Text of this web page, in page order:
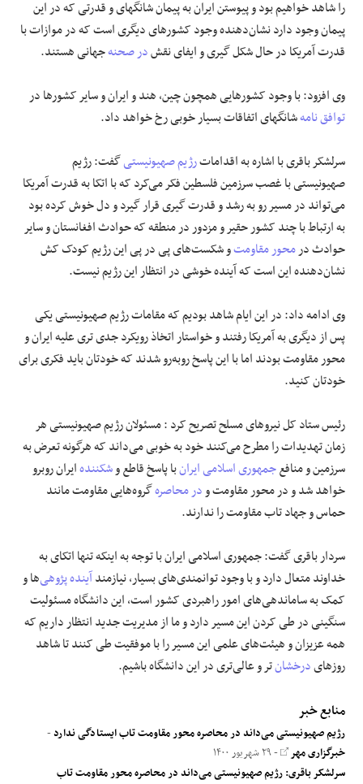
را شاهد خواهیم بود و پیوستن ایران به پیمان شانگهای و قدرتی که در این
پیمان وجود دارد نشان‌دهنده وجود کشورهای دیگری است که در موازات با
قدرت آمریکا در حال شکل گیری و ایفای نقشدر صحنهجهانی هستند.
وی افزود: با وجود کشورهایی همچون چین، هند و ایران و سایر کشورها در
توافق نامهشانگهای اتفاقات بسیار خوبی رخ خواهد داد.
سرلشکر باقری با اشاره به اقداماترژیم صهیونیستیگفت: رژیم
صهیونیستی با غصب سرزمین فلسطین فکر می‌کرد که با اتکا به قدرت آمریکا
می‌تواند در مسیر رو به رشد و قدرت گیری قرار گیرد و دل خوش کرده بود
به ارتباط با چند کشور حقیر و مزدور در منطقه که حوادث افغانستان و سایر
حوادث درمحور مقاومتو شکست‌های پی در پی این رژیم کودک کش
نشان‌دهنده این است که آینده خوشی در انتظار این رژیم نیست.
وی ادامه داد: در این ایام شاهد بودیم که مقامات رژیم صهیونیستی یکی
پس از دیگری به آمریکا رفتند و خواستار اتخاذ رویکرد جدی تری علیه ایران و
محور مقاومت بودند اما با این پاسخ روبه‌رو شدند که خودتان باید فکری برای
خودتان کنید.
رئیس ستاد کل نیروهای مسلح تصریح کرد : مسئولان رژیم صهیونیستی هر
زمان تهدیدات را مطرح می‌کنند خود به خوبی می‌داند که هرگونه تعرض به
سرزمین و منافعجمهوری اسلامی ایرانبا پاسخ قاطع وشکنندهایران روبرو
خواهد شد و در محور مقاومت ودر محاصرهگروه‌هایی مقاومت مانند
حماس و جهاد تاب مقاومت را ندارند.
سردار باقری گفت: جمهوری اسلامی ایران با توجه به اینکه تنها اتکای به
خداوند متعال دارد و با وجود توانمندی‌های بسیار، نیازمندآینده پژوهی‌ها و
کمک به ساماندهی‌های امور راهبردی کشور است، این دانشگاه مسئولیت
سنگینی در طی کردن این مسیر دارد و ما از مدیریت جدید انتظار داریم که
همه عزیزان و هیئت‌های علمی این مسیر را با موفقیت طی کنند تا شاهد
روزهایدرخشانتر و عالی‌تری در این دانشگاه باشیم.
منابع خبر
رژیم صهیونیستی می‌داند در محاصره محور مقاومت تاب ایستادگی ندارد-
خبرگزاری مهر - ۲۹ شهریور ۱۴۰۰
سرلشکر باقری: رژیم صهیونیستی می‌داند در محاصره محور مقاومت تاب